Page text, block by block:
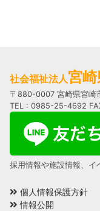
社会福祉法人宮
〒880-0007 宮崎県宮崎
TEL : 0985-25-4692
採用情報や施設情報、イ
個人情報保護方針
情報公開